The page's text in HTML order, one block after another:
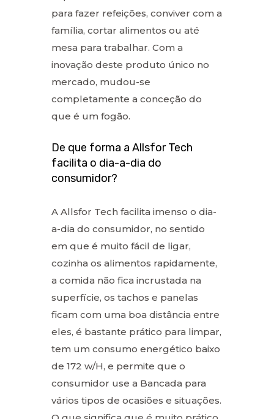
para fazer refeições, conviver com a
família, cortar alimentos ou até
mesa para trabalhar. Com a
inovação deste produto único no
mercado, mudou-se
completamente a conceção do
que é um fogão.
De que forma a Allsfor Tech
facilita o dia-a-dia do
consumidor?
A Allsfor Tech facilita imenso o dia-
a-dia do consumidor, no sentido
em que é muito fácil de ligar,
cozinha os alimentos rapidamente,
a comida não fica incrustada na
superfície, os tachos e panelas
ficam com uma boa distância entre
eles, é bastante prático para limpar,
tem um consumo energético baixo
de 172 w/H, e permite que o
consumidor use a Bancada para
vários tipos de ocasiões e situações.